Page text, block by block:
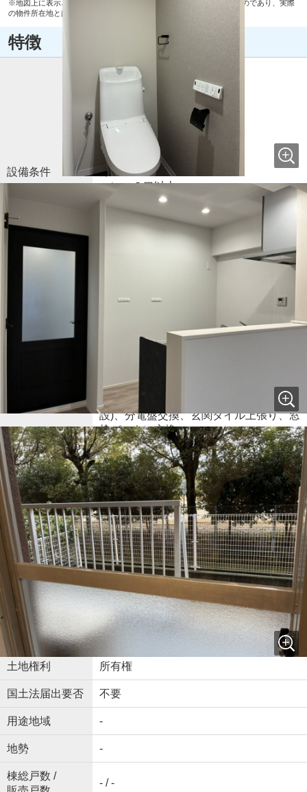
※地図上に表示される物件の位置は付近住所に所在することを表すものであり、実際
の物件所在地とは異なる場合がございます。
特徴
設備条件
リフォーム済
室内洗濯機置場
都市ガス
公営水道
公共下水
照明器具付き
ガスコンロ
コンロ２口以上
システムキッチン
対面式キッチン
バス・トイレ別
【令和7年12月 リフォーム箇所】
面張替え、フローリング・CF全面張替
え、リビング拡張(洋室一部)、建具交
鍵交換、窓枠シート貼り、照明交換(一部
新設)、スイッチコンセント交換(一部新
設)、分電盤交換、玄関タイル上張り、窓
枠パッキン交換
条件(その他) 専用庭使用料月:400円
お気に入り追加 お問い合わせ
物件概要
修繕積立金 8,500円
修繕積立基金 -
駐車場 / 月額料
金
空無 / -
土地権利 所有権
国土法届出要否 不要
用途地域 -
地勢 -
棟総戸数 /
- / -